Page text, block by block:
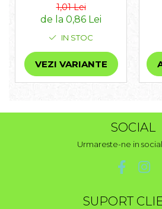
1,01 Lei
de la 0,86 Lei
IN STOC
VEZI VARIANTE
SOCIAL
Urmareste-ne in
SUPORT